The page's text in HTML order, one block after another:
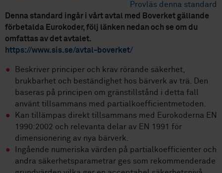
Provläs denna standard
Denna standard ingår i vårt avtal med Boverket gällande
förbetalda Eurokoder, följ länken nedan och se om du
omfattas av det avtalet.
https://www.sis.se/avtal-boverket/
Beskriver principer och krav rörande säkerhet,
brukbarhet och beständighet hos bärverk av trä. Den
baseras på principen om gränstillstånd i detta fall
använt tillsammans med partialkoefficientmetoden.
Kan tillämpas direkt tillsammans med Eurokoderna EN
1990:2002 och relevanta delar av EN 1991 för
dimensionering av nya bärverk.
Ingående numeriska värden på partialkoefficienter och
andra säkerhetsparametrar ges som rekommenderade